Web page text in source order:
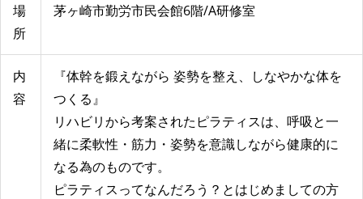
場
所
茅ヶ崎市勤労市民会館6階/A研修室
内
容
『体幹を鍛えながら 姿勢を整え、しなやかな体を
つくる』
リハビリから考案されたピラティスは、呼吸と一
緒に柔軟性・筋力・姿勢を意識しながら健康的に
なる為のものです。
ピラティスってなんだろう？とはじめましての方